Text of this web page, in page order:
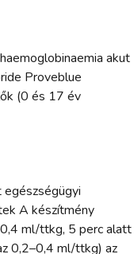
akut
Proveblue
(0 és 17 év
A készítmény
ml/ttkg, 5 perc alatt
0,2–0,4 ml/ttkg) az